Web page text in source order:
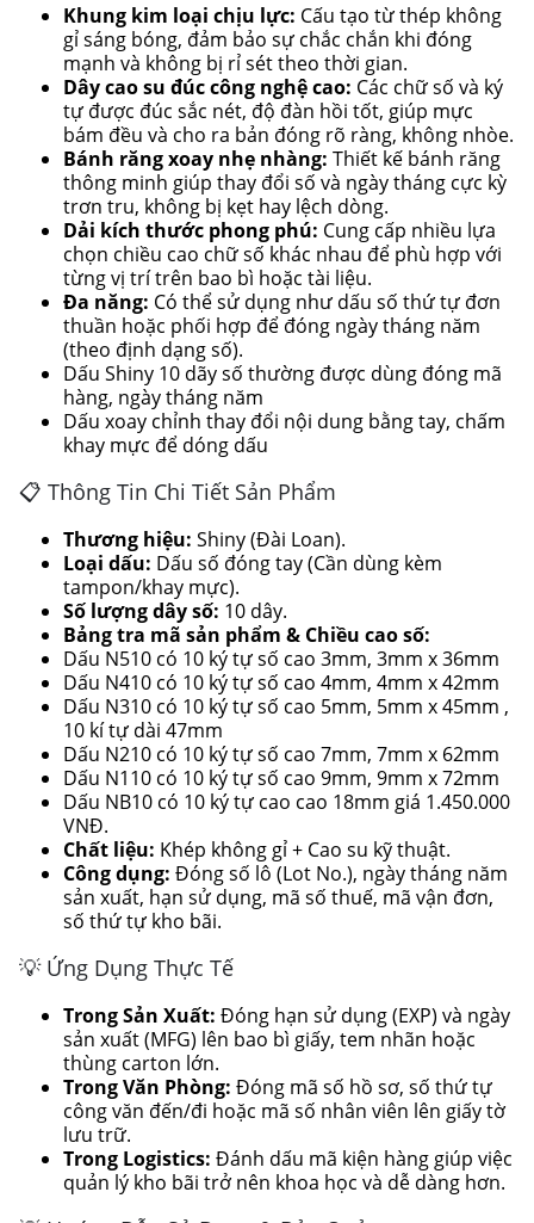
Khung kim loại chịu lực: Cấu tạo từ thép không
gỉ sáng bóng, đảm bảo sự chắc chắn khi đóng
mạnh và không bị rỉ sét theo thời gian.
Dây cao su đúc công nghệ cao: Các chữ số và ký
tự được đúc sắc nét, độ đàn hồi tốt, giúp mực
bám đều và cho ra bản đóng rõ ràng, không nhòe.
Bánh răng xoay nhẹ nhàng: Thiết kế bánh răng
thông minh giúp thay đổi số và ngày tháng cực kỳ
trơn tru, không bị kẹt hay lệch dòng.
Dải kích thước phong phú: Cung cấp nhiều lựa
chọn chiều cao chữ số khác nhau để phù hợp với
từng vị trí trên bao bì hoặc tài liệu.
Đa năng: Có thể sử dụng như dấu số thứ tự đơn
thuần hoặc phối hợp để đóng ngày tháng năm
(theo định dạng số).
Dấu Shiny 10 dãy số thường được dùng đóng mã
hàng, ngày tháng năm
Dấu xoay chỉnh thay đổi nội dung bằng tay, chấm
khay mực để dóng dấu
📋 Thông Tin Chi Tiết Sản Phẩm
Thương hiệu: Shiny (Đài Loan).
Loại dấu: Dấu số đóng tay (Cần dùng kèm
tampon/khay mực).
Số lượng dây số: 10 dây.
Bảng tra mã sản phẩm & Chiều cao số:
Dấu N510 có 10 ký tự số cao 3mm, 3mm x 36mm
Dấu N410 có 10 ký tự số cao 4mm, 4mm x 42mm
Dấu N310 có 10 ký tự số cao 5mm, 5mm x 45mm ,
10 kí tự dài 47mm
Dấu N210 có 10 ký tự số cao 7mm, 7mm x 62mm
Dấu N110 có 10 ký tự số cao 9mm, 9mm x 72mm
Dấu NB10 có 10 ký tự cao cao 18mm giá 1.450.000
VNĐ.
Chất liệu: Khép không gỉ + Cao su kỹ thuật.
Công dụng: Đóng số lô (Lot No.), ngày tháng năm
sản xuất, hạn sử dụng, mã số thuế, mã vận đơn,
số thứ tự kho bãi.
💡 Ứng Dụng Thực Tế
Trong Sản Xuất: Đóng hạn sử dụng (EXP) và ngày
sản xuất (MFG) lên bao bì giấy, tem nhãn hoặc
thùng carton lớn.
Trong Văn Phòng: Đóng mã số hồ sơ, số thứ tự
công văn đến/đi hoặc mã số nhân viên lên giấy tờ
lưu trữ.
Trong Logistics: Đánh dấu mã kiện hàng giúp việc
quản lý kho bãi trở nên khoa học và dễ dàng hơn.